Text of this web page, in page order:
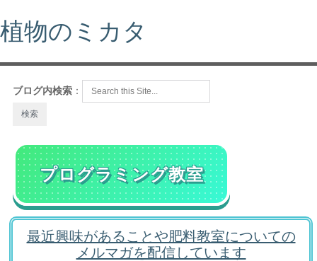
植物のミカタ
ブログ内検索 ：
プログラミング教室
最近興味があることや肥料教室についての
メルマガを配信しています